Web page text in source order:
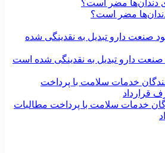
دندان‌ها مضر است؟
خدمات سلامت با پرداخت مطالبات